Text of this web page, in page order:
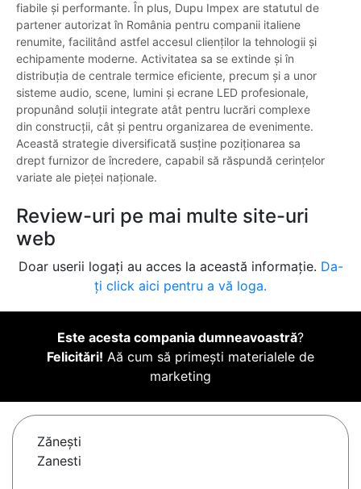
fiabile și performante. În plus, Dupu Impex are statutul de
partener autorizat în România pentru companii italiene
renumite, facilitând astfel accesul clienților la tehnologii și
echipamente moderne. Activitatea sa se extinde și în
distribuția de centrale termice eficiente, precum și a unor
sisteme audio, scene, lumini și ecrane LED profesionale,
propunând soluții integrate atât pentru lucrări complexe
din construcții, cât și pentru organizarea de evenimente.
Această strategie diversificată susține poziționarea sa
drept furnizor de încredere, capabil să răspundă cerințelor
variate ale pieței naționale.
Review-uri pe mai multe site-uri
web
Doar userii logați au acces la această informație. Da-
ți click aici pentru a vă loga.
Este acesta compania dumneavoastră?
Felicitări! Aă cum să primești materialele de
marketing
Zăneşti
Zanesti